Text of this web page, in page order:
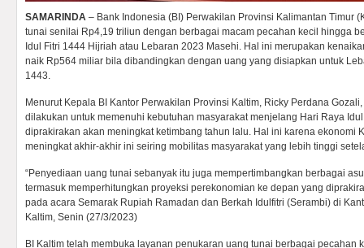
SAMARINDA – Bank Indonesia (BI) Perwakilan Provinsi Kalimantan Timur
tunai senilai Rp4,19 triliun dengan berbagai macam pecahan kecil hingga
Idul Fitri 1444 Hijriah atau Lebaran 2023 Masehi. Hal ini merupakan
naik Rp564 miliar bila dibandingkan dengan uang yang disiapkan untuk
1443.
Menurut Kepala BI Kantor Perwakilan Provinsi Kaltim, Ricky Perdana
dilakukan untuk memenuhi kebutuhan masyarakat menjelang Hari Raya
diprakirakan akan meningkat ketimbang tahun lalu. Hal ini karena ekonomi
meningkat akhir-akhir ini seiring mobilitas masyarakat yang lebih tinggi
“Penyediaan uang tunai sebanyak itu juga mempertimbangkan berbagai
termasuk memperhitungkan proyeksi perekonomian ke depan yang
pada acara Semarak Rupiah Ramadan dan Berkah Idulfitri (Serambi) di
Kaltim, Senin (27/3/2023)
BI Kaltim telah membuka layanan penukaran uang tunai berbagai pecahan